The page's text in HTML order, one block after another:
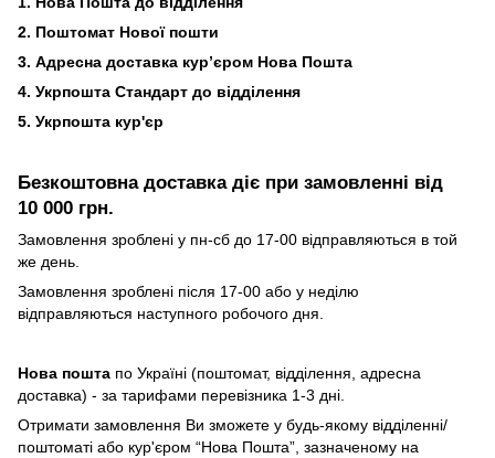
2. Поштомат Нової пошти
3. Адресна доставка кур’єром Нова Пошта
4. Укрпошта Стандарт до відділення
5. Укрпошта кур'єр
Безкоштовна доставка діє при замовленні від
10 000 грн.
Замовлення зроблені у пн-сб до 17-00 відправляються в той
же день.
Замовлення зроблені після 17-00 або у неділю
відправляються наступного робочого дня.
Нова пошта по Україні (поштомат, відділення, адресна
доставка) - за тарифами перевізника 1-3 дні.
Отримати замовлення Ви зможете у будь-якому відділенні/
поштоматі або кур'єром “Нова Пошта”, зазначеному на